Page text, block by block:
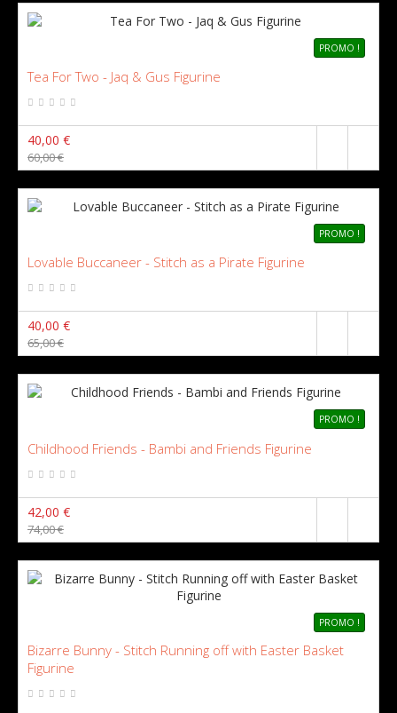
PROMO !
Tea For Two - Jaq & Gus Figurine
40,00 €
60,00 €
PROMO !
Lovable Buccaneer - Stitch as a Pirate Figurine
40,00 €
65,00 €
PROMO !
Childhood Friends - Bambi and Friends Figurine
42,00 €
74,00 €
PROMO !
Bizarre Bunny - Stitch Running off with Easter Basket
Figurine